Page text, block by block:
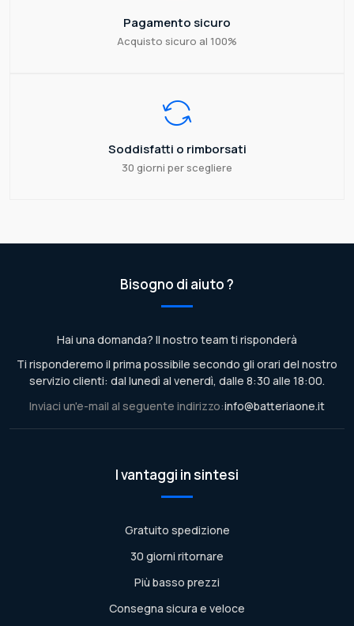
Pagamento sicuro
Acquisto sicuro al 100%
Soddisfatti o rimborsati
30 giorni per scegliere
Bisogno di aiuto ?
Hai una domanda? Il nostro team ti risponderà
Ti risponderemo il prima possibile secondo gli orari del nostro
servizio clienti: dal lunedì al venerdì, dalle 8:30 alle 18:00.
Inviaci un'e-mail al seguente indirizzo:info@batteriaone.it
I vantaggi in sintesi
Gratuito spedizione
30 giorni ritornare
Più basso prezzi
Consegna sicura e veloce